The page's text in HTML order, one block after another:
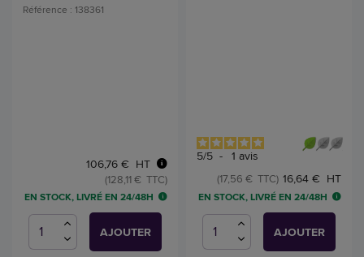
Référence : 138361
106,76 € HT
(128,11 € TTC)
EN STOCK, LIVRÉ EN 24/48H
AJOUTER
5/5 - 1 avis
16,64 € HT
(17,56 € TTC)
EN STOCK, LIVRÉ EN 24/48H
AJOUTER